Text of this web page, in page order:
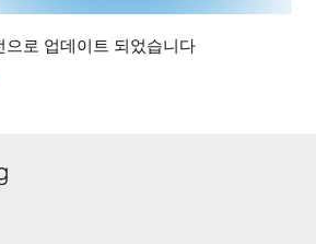
으로 업데이트 되었습니다